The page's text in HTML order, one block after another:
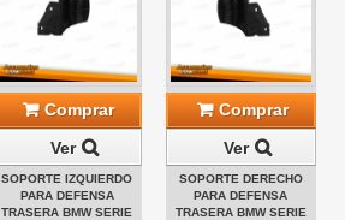
Comprar
Ver
SOPORTE IZQUIERDO
PARA DEFENSA
TRASERA BMW SERIE
Comprar
Ver
SOPORTE DERECHO
PARA DEFENSA
TRASERA BMW SERIE